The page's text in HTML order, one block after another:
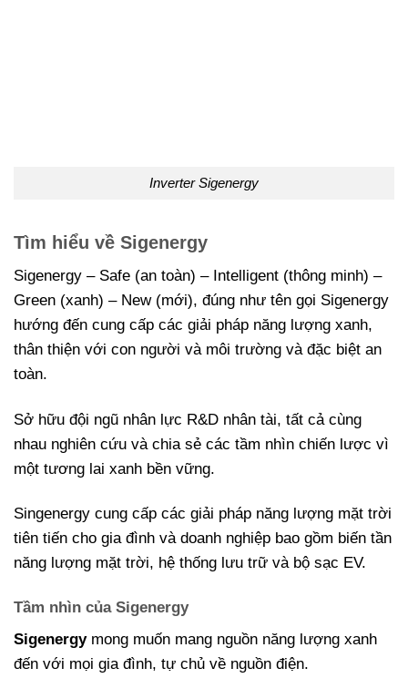
Inverter Sigenergy
Tìm hiểu về Sigenergy
Sigenergy – Safe (an toàn) – Intelligent (thông minh) –
Green (xanh) – New (mới), đúng như tên gọi Sigenergy
hướng đến cung cấp các giải pháp năng lượng xanh,
thân thiện với con người và môi trường và đặc biệt an
toàn.
Sở hữu đội ngũ nhân lực R&D nhân tài, tất cả cùng
nhau nghiên cứu và chia sẻ các tầm nhìn chiến lược vì
một tương lai xanh bền vững.
Singenergy cung cấp các giải pháp năng lượng mặt trời
tiên tiến cho gia đình và doanh nghiệp bao gồm biến tần
năng lượng mặt trời, hệ thống lưu trữ và bộ sạc EV.
Tầm nhìn của Sigenergy
Sigenergymong muốn mang nguồn năng lượng xanh
đến với mọi gia đình, tự chủ về nguồn điện.